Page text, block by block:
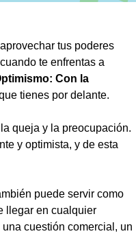
tus poderes
te enfrentas a
Con la
tienes por delante.
queja y la preocupación.
y optimista, y de esta
puede servir como
llegar en cualquier
cuestión comercial, un